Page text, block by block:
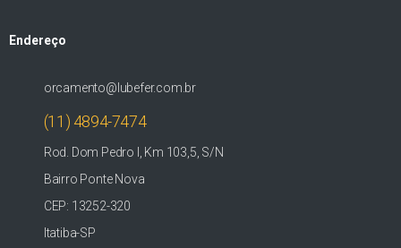
Endereço
orcamento@lubefer.com.br
(11) 4894-7474
Rod. Dom Pedro I, Km 103,5, S/N
Bairro Ponte Nova
CEP: 13252-320
Itatiba-SP